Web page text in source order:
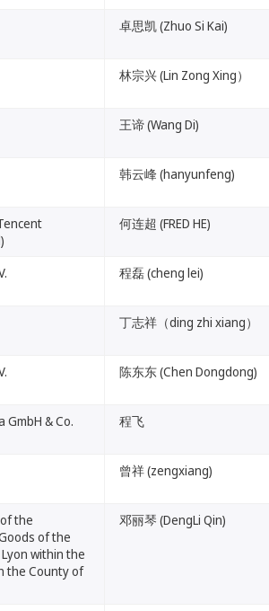
卓思凯 (Zhuo Si Kai)
林宗兴 (Lin Zong Xing）
王谛 (Wang Di)
韩云峰 (hanyunfeng)
何连超 (FRED HE)
程磊 (cheng lei)
丁志祥（ding zhi xiang）
陈东东 (Chen Dongdong)
& Co.
程飞
曾祥 (zengxiang)
the
of the
within the
the County of
邓丽琴 (DengLi Qin)